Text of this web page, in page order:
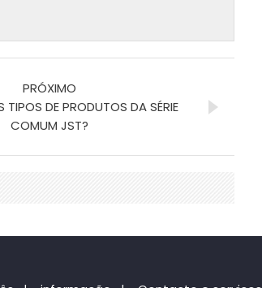
PRÓXIMO
DE PRODUTOS DA SÉRIE
COMUM JST?